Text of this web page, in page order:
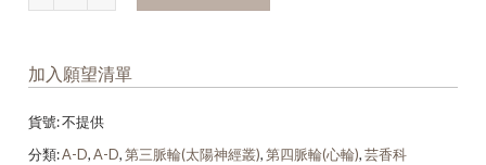
加入願望清單
貨號:不提供
分類:A-D,A-D,第三脈輪(太陽神經叢),第四脈輪(心輪),芸香科